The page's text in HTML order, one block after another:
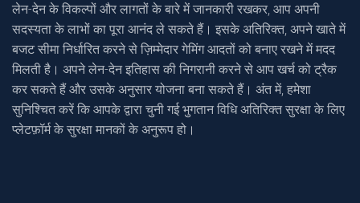
लेन-देन के विकल्पों और लागतों के बारे में जानकारी रखकर, आप अपनी
सदस्यता के लाभों का पूरा आनंद ले सकते हैं। इसके अतिरिक्त, अपने खाते में
बजट सीमा निर्धारित करने से ज़िम्मेदार गेमिंग आदतों को बनाए रखने में मदद
मिलती है। अपने लेन-देन इतिहास की निगरानी करने से आप खर्च को ट्रैक
कर सकते हैं और उसके अनुसार योजना बना सकते हैं। अंत में, हमेशा
सुनिश्चित करें कि आपके द्वारा चुनी गई भुगतान विधि अतिरिक्त सुरक्षा के लिए
प्लेटफ़ॉर्म के सुरक्षा मानकों के अनुरूप हो।